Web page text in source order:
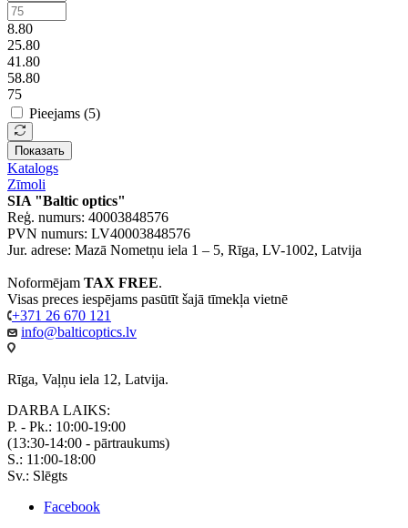
8.80
25.80
41.80
58.80
75
Pieejams (5)
Показать
Katalogs
Zīmoli
SIA "Baltic optics"
Reģ. numurs: 40003848576
PVN numurs: LV40003848576
Jur. adrese: Mazā Nometņu iela 1 – 5, Rīga, LV-1002, Latvija
Noformējam TAX FREE.
Visas preces iespējams pasūtīt šajā tīmekļa vietnē
+371 26 670 121
info@balticoptics.lv
Rīga, Vaļņu iela 12, Latvija.
DARBA LAIKS:
P. - Pk.: 10:00-19:00
(13:30-14:00 - pārtraukums)
S.: 11:00-18:00
Sv.: Slēgts
Facebook